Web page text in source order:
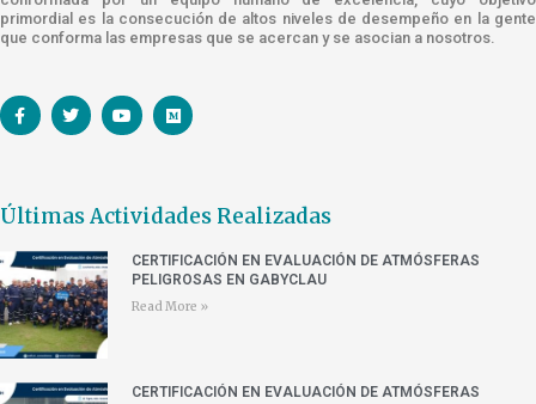
primordial es la consecución de altos niveles de desempeño en la gente
que conforma las empresas que se acercan y se asocian a nosotros.
Últimas Actividades Realizadas
CERTIFICACIÓN EN EVALUACIÓN DE ATMÓSFERAS
PELIGROSAS EN GABYCLAU
Read More »
CERTIFICACIÓN EN EVALUACIÓN DE ATMÓSFERAS